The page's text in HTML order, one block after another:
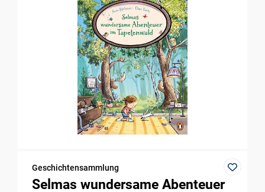
Geschichtensammlung
Selmas wundersame Abenteuer